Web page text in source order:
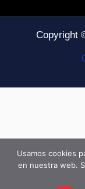
Copyright
Usamos cookies
en nuestra web.